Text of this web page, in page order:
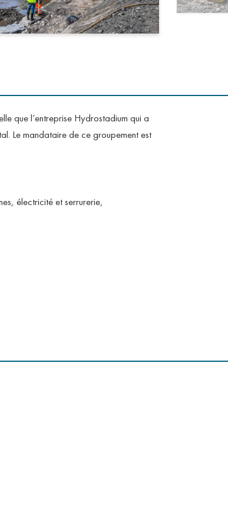
que l’entreprise Hydrostadium qui a
Le mandataire de ce groupement est
électricité et serrurerie,